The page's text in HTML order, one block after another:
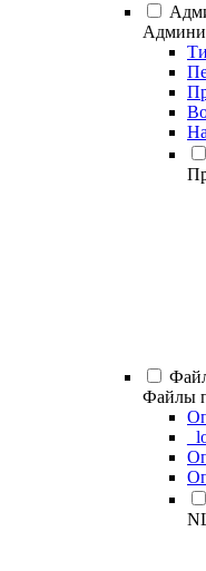
Файлы